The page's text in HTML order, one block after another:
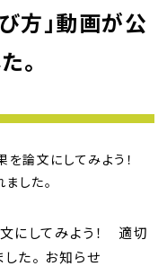
方」動画が公
。
を論文にしてみよう！
した。
にしてみよう！ 適切
た。 お知らせ